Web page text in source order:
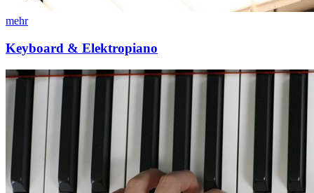
mehr
Keyboard & Elektropiano